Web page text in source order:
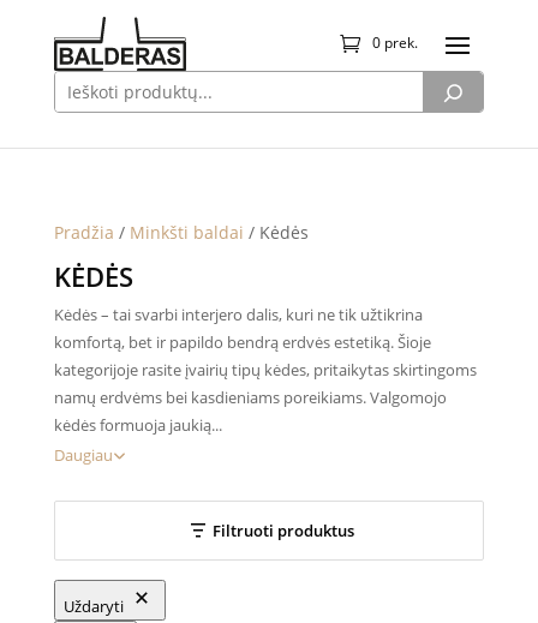
0 prek.
Pradžia / Minkšti baldai / Kėdės
KĖDĖS
Kėdės – tai svarbi interjero dalis, kuri ne tik užtikrina
komfortą, bet ir papildo bendrą erdvės estetiką. Šioje
kategorijoje rasite įvairių tipų kėdes, pritaikytas skirtingoms
namų erdvėms bei kasdieniams poreikiams. Valgomojo
kėdės formuoja jaukią...
Daugiau
Filtruoti produktus
Uždaryti